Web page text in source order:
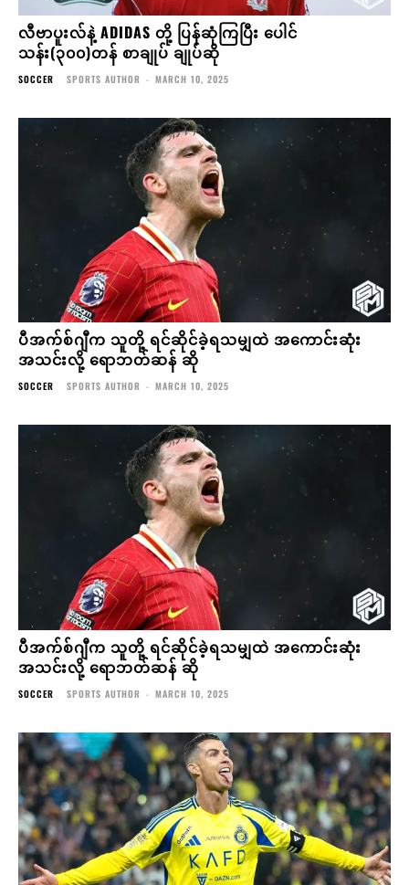
လီဗာပူးလ်နဲ့ ADIDAS တို့ ပြန်ဆုံကြပြီး ပေါင်
သန်း(၃၀၀)တန် စာချုပ် ချုပ်ဆို
SOCCER SPORTS AUTHOR - MARCH 10, 2025
ပီအက်စ်ဂျီက သူတို့ ရင်ဆိုင်ခဲ့ရသမျှထဲ အကောင်းဆုံး
အသင်းလို့ ရောဘတ်ဆန် ဆို
SOCCER SPORTS AUTHOR - MARCH 10, 2025
ပီအက်စ်ဂျီက သူတို့ ရင်ဆိုင်ခဲ့ရသမျှထဲ အကောင်းဆုံး
အသင်းလို့ ရောဘတ်ဆန် ဆို
SOCCER SPORTS AUTHOR - MARCH 10, 2025